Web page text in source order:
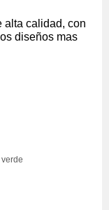
alta calidad, con
diseños mas